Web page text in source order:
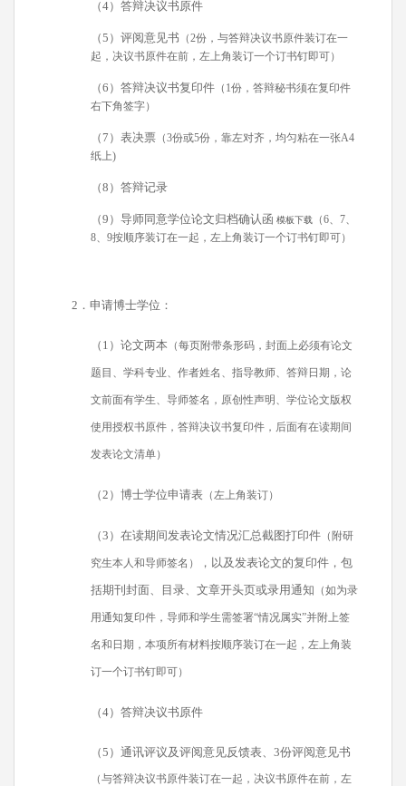
（4）答辩决议书原件
（5）评阅意见书 （2份，与答辩决议书原件装订在一
起，决议书原件在前，左上角装订一个订书钉即可）
（6）答辩决议书复印件 （1份，答辩秘书须在复印件
右下角签字）
（7）表决票 （3份或5份，靠左对齐，均匀粘在一张A4
纸上)
（8）答辩记录
（9）导师同意学位论文归档确认函 模板下载
（6、7、
8、9按顺序装订在一起，左上角装订一个订书钉即可）
2 ．申请博士学位：
（1）论文两本 （每页附带条形码，封面上必须有论文
题目、学科专业、作者姓名、指导教师、答辩日期，论
文前面有学生、导师签名，原创性声明、学位论文版权
使用授权书原件，答辩决议书复印件，后面有在读期间
发表论文清单）
（2）博士学位申请表 （左上角装订）
（3）在读期间发表论文情况汇总截图打印件 （附研
究生本人和导师签名）
，以及发表论文的复印件，包
括期刊封面、目录、文章开头页或录用通知 （如为录
用通知复印件，导师和学生需签署“情况属实”并附上签
名和日期，本项所有材料按顺序装订在一起，左上角装
订一个订书钉即可）
（4）答辩决议书原件
（5）通讯评议及评阅意见反馈表、3份评阅意见书
（与答辩决议书原件装订在一起，决议书原件在前，左